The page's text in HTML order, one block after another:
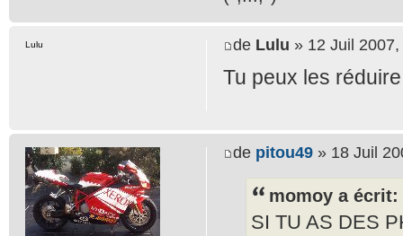
de Lulu » 12 Juil
Tu peux les
Lulu
de pitou49 » 18 Juil
momoy a écrit:
SI TU AS DES